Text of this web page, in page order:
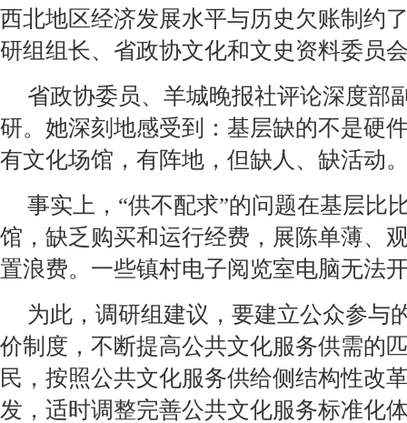
西北地区经济发展水平与历史欠账制约
研组组长、省政协文化和文史资料委员
省政协委员、羊城晚报社评论深度部
研。她深刻地感受到：基层缺的不是硬
有文化场馆，有阵地，但缺人、缺活动
事实上，“供不配求”的问题在基层比
馆，缺乏购买和运行经费，展陈单薄、
置浪费。一些镇村电子阅览室电脑无
为此，调研组建议，要建立公众参与
价制度，不断提高公共文化服务供需的
民，按照公共文化服务供给侧结构性改
发，适时调整完善公共文化服务标准化